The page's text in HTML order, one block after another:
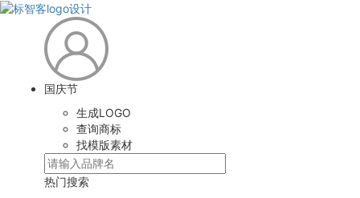
国庆节
生成LOGO
查询商标
找模版素材
热门搜索